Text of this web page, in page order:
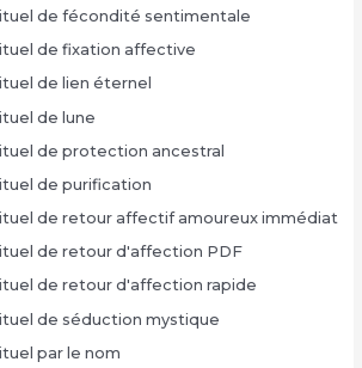
de fécondité sentimentale
de fixation affective
de lien éternel
de lune
de protection ancestral
de purification
de retour affectif amoureux immédiat
de retour d'affection PDF
de retour d'affection rapide
de séduction mystique
par le nom